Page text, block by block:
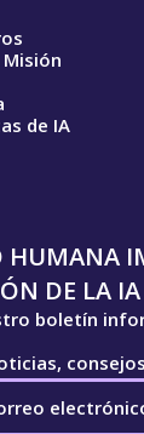
de IA
HUMANA
DE LA IA
boletín